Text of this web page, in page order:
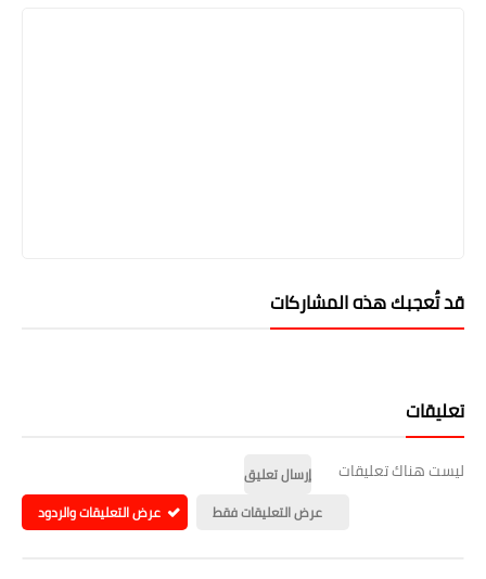
قد تُعجبك هذه المشاركات
تعليقات
ليست هناك تعليقات
إرسال تعليق
عرض التعليقات فقط
عرض التعليقات والردود